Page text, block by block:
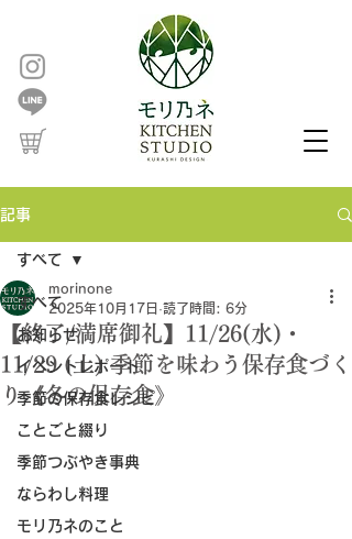
記事
すべて
お知らせ
イベントレポート
季節の保存食レシピ
ことごと綴り
季節つぶやき事典
ならわし料理
モリ乃ネのこと
すべて
【終了/満席御礼】11/26(水)・
11/29 (土) 季節を味わう保存食づく
り《冬の保存食》
morinone
2025年10月17日 読了時間: 6分